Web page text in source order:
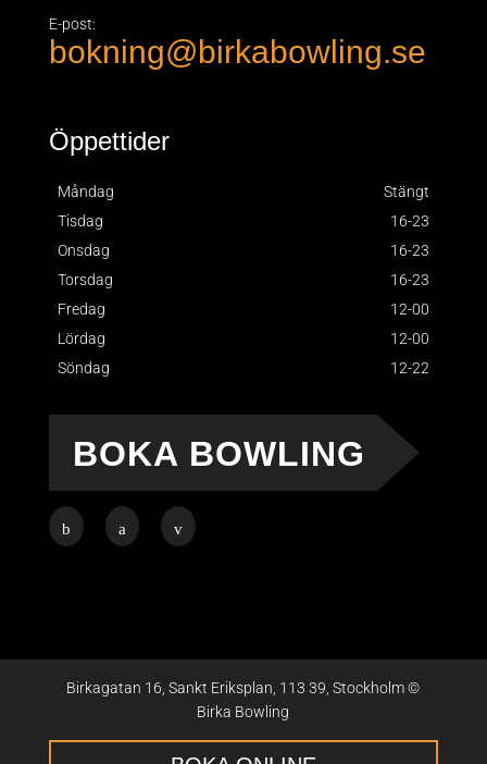
E-post:
bokning@birkabowling.se
Öppettider
Måndag
Stängt
Tisdag
16-23
Onsdag
16-23
Torsdag
16-23
Fredag
12-00
Lördag
12-00
Söndag
12-22
BOKA BOWLING
Birkagatan 16, Sankt Eriksplan, 113 39, Stockholm ©
Birka Bowling